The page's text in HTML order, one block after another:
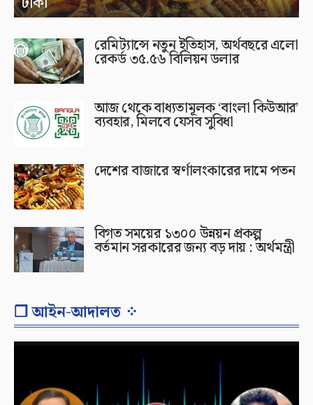
রেমিট্যান্সে নতুন ইতিহাস, অর্থবছরে এলো
রেকর্ড ৩৫.৫৬ বিলিয়ন ডলার
আজ থেকে বাধ্যতামূলক ‘বাংলা কিউআর’
ব্যবহার, মিলবে যেসব সুবিধা
দেশের বাজারে স্বর্ণালংকারের দামে পতন
বিগত সময়ের ১৩০০ উন্নয়ন প্রকল্প
বর্তমান সরকারের জন্য বড় দায় : অর্থমন্ত্রী
❐ আইন-আদালত ⁘